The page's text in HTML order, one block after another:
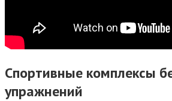
Спортивные комплексы
упражнений